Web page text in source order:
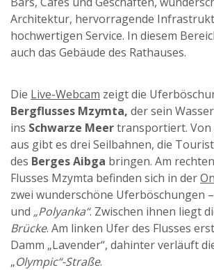
Architektur, hervorragende
hochwertigen Service. In diesem
auch das Gebäude des Rathauses.
Die Live-Webcam zeigt die
Bergflusses Mzymta, der sein
ins Schwarze Meertransportiert. Von
aus gibt es drei Seilbahnen, die
des Berges Aibga bringen. Am
Flusses Mzymta befinden sich in der
zwei wunderschöne Uferböschungen –
und „Polyanka“. Zwischen ihnen liegt
Brücke. Am linken Ufer des Flusses
Damm „Lavender“, dahinter verläuft
„Olympic“-Straße.